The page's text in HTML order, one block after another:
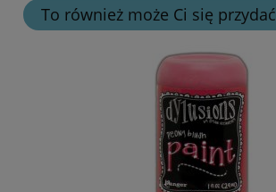
To również może Ci się przydać